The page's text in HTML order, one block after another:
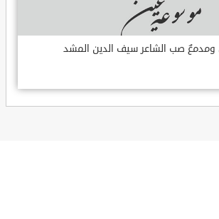
صب الشاعر سيف الدين المشد